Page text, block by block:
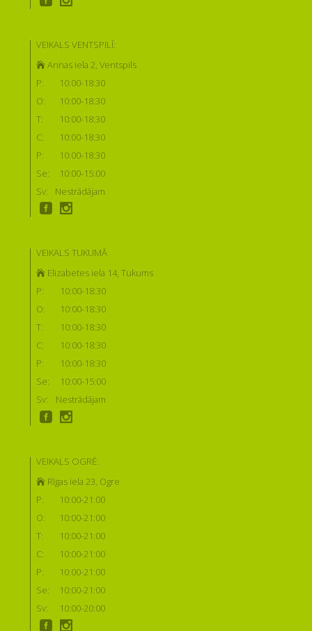
VEIKALS VENTSPILĪ:
Annas iela 2, Ventspils
P:
10:00-18:30
O:
10:00-18:30
T:
10:00-18:30
C:
10:00-18:30
P:
10:00-18:30
Se:
10:00-15:00
Sv:
Nestrādājam
VEIKALS TUKUMĀ
Elizabetes iela 14, Tukums
P:
10:00-18:30
O:
10:00-18:30
T:
10:00-18:30
C:
10:00-18:30
P:
10:00-18:30
Se:
10:00-15:00
Sv:
Nestrādājam
VEIKALS OGRĒ:
Rīgas iela 23, Ogre
P:
10:00-21:00
O:
10:00-21:00
T:
10:00-21:00
C:
10:00-21:00
P:
10:00-21:00
Se:
10:00-21:00
Sv:
10:00-20:00